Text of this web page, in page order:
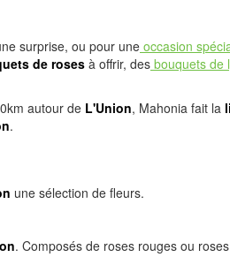
surprise, ou pour uneoccasion
de rosesà offrir, des bouquets de
autour de L'Union, Mahonia fait la
.
une sélection de fleurs.
. Composés de roses rouges ou